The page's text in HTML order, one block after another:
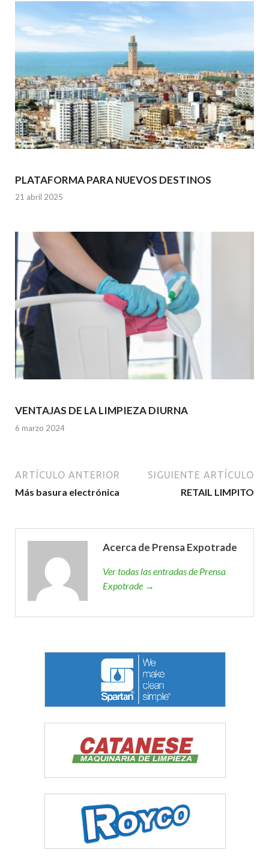
PLATAFORMA PARA NUEVOS DESTINOS
21 abril 2025
VENTAJAS DE LA LIMPIEZA DIURNA
6 marzo 2024
ARTÍCULO ANTERIOR
Más basura electrónica
SIGUIENTE ARTÍCULO
RETAIL LIMPITO
Acerca de Prensa Expotrade
Ver todas las entradas de Prensa
Expotrade →